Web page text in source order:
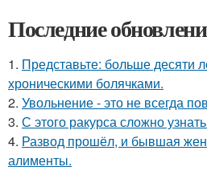
Последние
1. Представьте: больше десяти
хроническими болячками.
2. Увольнение - это не всегда
3. С этого ракурса сложно
4. Развод прошёл, и бывшая
алименты.